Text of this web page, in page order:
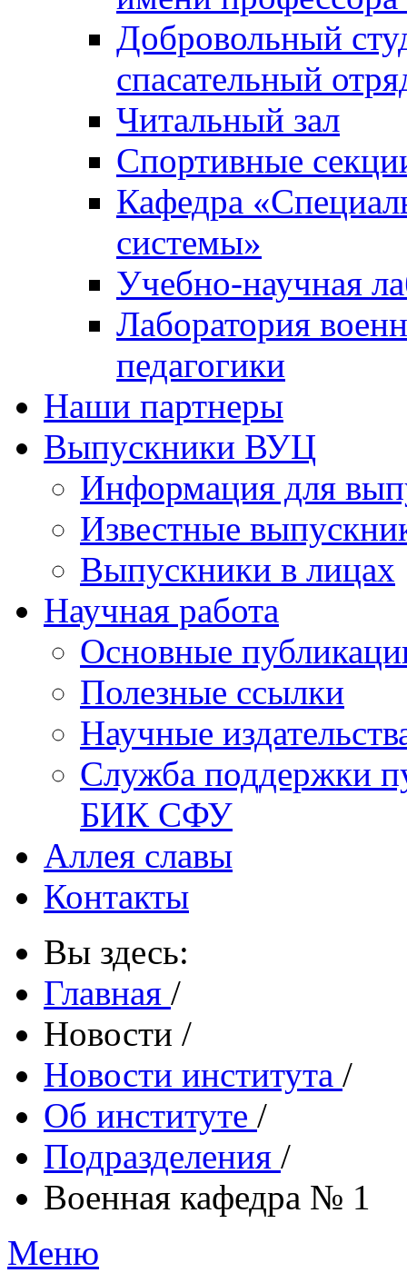
Добровольный
спасательный
Читальный зал
Спортивные
Кафедра
системы»
Учебно-научная
Лаборатория
педагогики
Наши партнеры
Выпускники ВУЦ
Информация для
Известные
Выпускники в лицах
Научная работа
Основные
Полезные ссылки
Научные
Служба поддержки
БИК СФУ
Аллея славы
Контакты
Вы здесь:
Главная /
Новости /
Новости института /
Об институте /
Подразделения /
Военная кафедра № 1
Меню